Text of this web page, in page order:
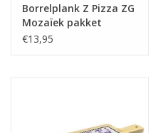
Borrelplank Z Pizza ZG
Mozaïek pakket
€13,95